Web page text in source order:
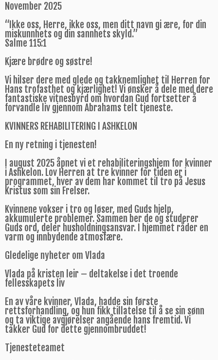
November 2025
“Ikke oss, Herre, ikke oss, men ditt navn gi ære, for din
miskunnhets og din sannhets skyld.”
Salme 115:1
Kjære brødre og søstre!
Vi hilser dere med glede og takknemlighet til Herren for
Hans trofasthet og kjærlighet! Vi ønsker å dele med dere
fantastiske vitnesbyrd om hvordan Gud fortsetter å
forvandle liv gjennom Abrahams telt tjeneste.
KVINNERS REHABILITERING I ASHKELON
En ny retning i tjenesten!
I august 2025 åpnet vi et rehabiliteringshjem for kvinner
i Ashkelon. Lov Herren at tre kvinner for tiden er i
programmet, hver av dem har kommet til tro på Jesus
Kristus som sin Frelser.
Kvinnene vokser i tro og løser, med Guds hjelp,
akkumulerte problemer. Sammen ber de og studerer
Guds ord, deler husholdningsansvar. I hjemmet råder en
varm og innbydende atmosfære.
Gledelige nyheter om Vlada
Vlada på kristen leir – deltakelse i det troende
fellesskapets liv
En av våre kvinner, Vlada, hadde sin første
rettsforhandling, og hun fikk tillatelse til å se sin sønn
og ta viktige avgjørelser angående hans fremtid. Vi
takker Gud for dette gjennombruddet!
Tjenesteteamet